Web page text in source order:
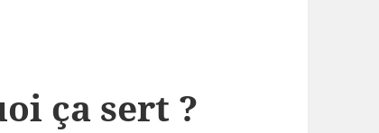
ça sert ?